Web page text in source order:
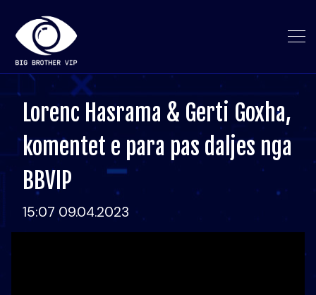
Lorenc Hasrama & Gerti Goxha,
komentet e para pas daljes nga
BBVIP
15:07 09.04.2023